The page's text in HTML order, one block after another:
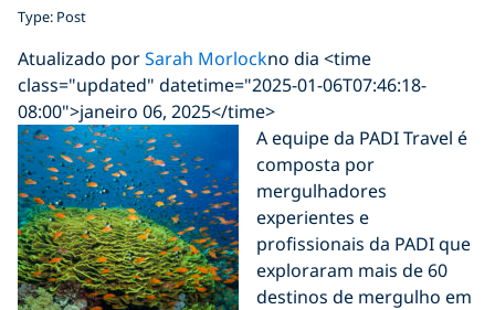
Type: Post
Atualizado porSarah Morlockno dia <time
class="updated" datetime="2025-01-06T07:46:18-
08:00">janeiro 06, 2025</time>
A equipe da PADI Travel é
composta por
mergulhadores
experientes e
profissionais da PADI que
exploraram mais de 60
destinos de mergulho em